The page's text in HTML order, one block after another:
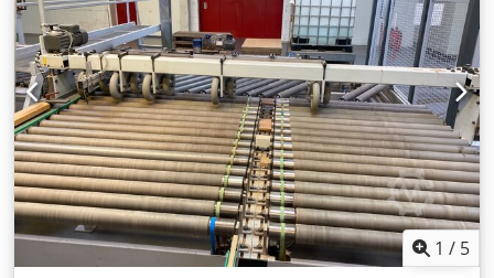
efikasnost i automatizacija procesa ključni zahtevi.
Zahvaljujući dvema komorama obezbeđuje kontinuitet
rada i značajno poboljšava rukovanje materijalom,
minimizujući vreme zastoja. Robustna konstrukcija i
pouzdanost brenda BARGSTEDT garantuju dugotrajan,
bezprobleman rad. Automatski utovar iz dve komore.
Kapacitet 8 ciklusa/min. Utovar pomoću vakuumskih
usisivača. Maksimalna veličina praznih ploča 1300*2500.
Moguća je kupovina kompletne linije zajedno sa rolerskim
transporterom opremljenim konusnom okretnicom i
dvostranom kantovalicom IMA COMBIMA I
K/II/R75/760/V/R3. Dodpfezgcd Ajx Aagekr
1 / 5